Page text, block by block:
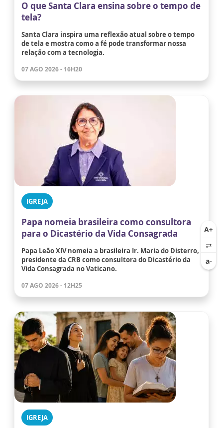
O que Santa Clara ensina sobre o tempo de
tela?
Santa Clara inspira uma reflexão atual sobre o tempo
de tela e mostra como a fé pode transformar nossa
relação com a tecnologia.
07 AGO 2026 - 16H20
IGREJA
Papa nomeia brasileira como consultora
para o Dicastério da Vida Consagrada
Papa Leão XIV nomeia a brasileira Ir. Maria do Disterro,
presidente da CRB como consultora do Dicastério da
Vida Consagrada no Vaticano.
07 AGO 2026 - 12H25
IGREJA